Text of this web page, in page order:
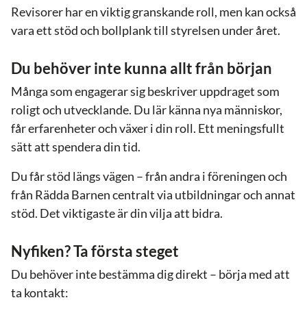
Revisorer har en viktig granskande roll, men kan också
vara ett stöd och bollplank till styrelsen under året.
Du behöver inte kunna allt från början
Många som engagerar sig beskriver uppdraget som
roligt och utvecklande. Du lär känna nya människor,
får erfarenheter och växer i din roll. Ett meningsfullt
sätt att spendera din tid.
Du får stöd längs vägen – från andra i föreningen och
från Rädda Barnen centralt via utbildningar och annat
stöd. Det viktigaste är din vilja att bidra.
Nyfiken? Ta första steget
Du behöver inte bestämma dig direkt – börja med att
ta kontakt: